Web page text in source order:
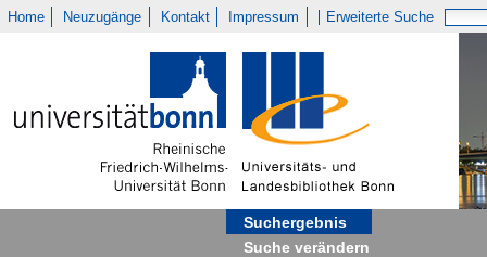
Home Neuzugänge Kontakt Impressum Erweiterte Suche
Suchergebnis
Suche verändern